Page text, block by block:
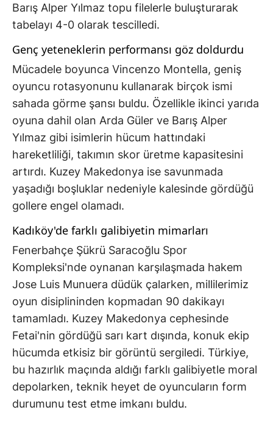
Barış Alper Yılmaz topu filelerle buluşturarak
tabelayı 4-0 olarak tescilledi.
Genç yeteneklerin performansı göz doldurdu
Mücadele boyunca Vincenzo Montella, geniş
oyuncu rotasyonunu kullanarak birçok ismi
sahada görme şansı buldu. Özellikle ikinci yarıda
oyuna dahil olan Arda Güler ve Barış Alper
Yılmaz gibi isimlerin hücum hattındaki
hareketliliği, takımın skor üretme kapasitesini
artırdı. Kuzey Makedonya ise savunmada
yaşadığı boşluklar nedeniyle kalesinde gördüğü
gollere engel olamadı.
Kadıköy'de farklı galibiyetin mimarları
Fenerbahçe Şükrü Saracoğlu Spor
Kompleksi'nde oynanan karşılaşmada hakem
Jose Luis Munuera düdük çalarken, millilerimiz
oyun disiplininden kopmadan 90 dakikayı
tamamladı. Kuzey Makedonya cephesinde
Fetai'nin gördüğü sarı kart dışında, konuk ekip
hücumda etkisiz bir görüntü sergiledi. Türkiye,
bu hazırlık maçında aldığı farklı galibiyetle moral
depolarken, teknik heyet de oyuncuların form
durumunu test etme imkanı buldu.